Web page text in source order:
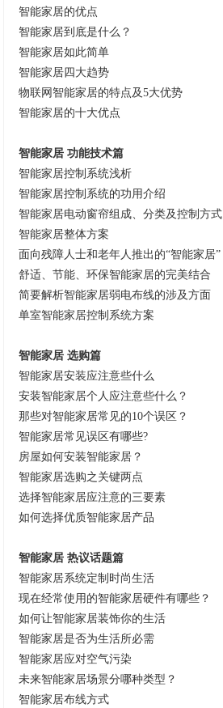
智能家居的优点
智能家居到底是什么？
智能家居如此简单
智能家居四大趋势
物联网智能家居的特点及5大优势
智能家居的十大优点
智能家居 功能技术篇
智能家居控制系统浅析
智能家居控制系统的功用介绍
智能家居电动窗帘组成、分类及控制方式
智能家居整体方案
面向残障人士和老年人推出的“智能家居”
舒适、节能、环保智能家居的完美结合
简要解析智能家居弱电布线的涉及方面
单室智能家居控制系统方案
智能家居 选购篇
智能家居安装应注意些什么
安装智能家居个人应注意些什么？
那些对智能家居常见的10个误区？
智能家居常见误区有哪些?
房屋如何安装智能家居？
智能家居选购之关键两点
选择智能家居应注意的三要素
如何选择优质智能家居产品
智能家居 热议话题篇
智能家居系统定制时尚生活
现在经常使用的智能家居硬件有哪些？
如何让智能家居装饰你的生活
智能家居是否为生活所必需
智能家居应对空气污染
未来智能家居场景分哪种类型？
智能家居布线方式